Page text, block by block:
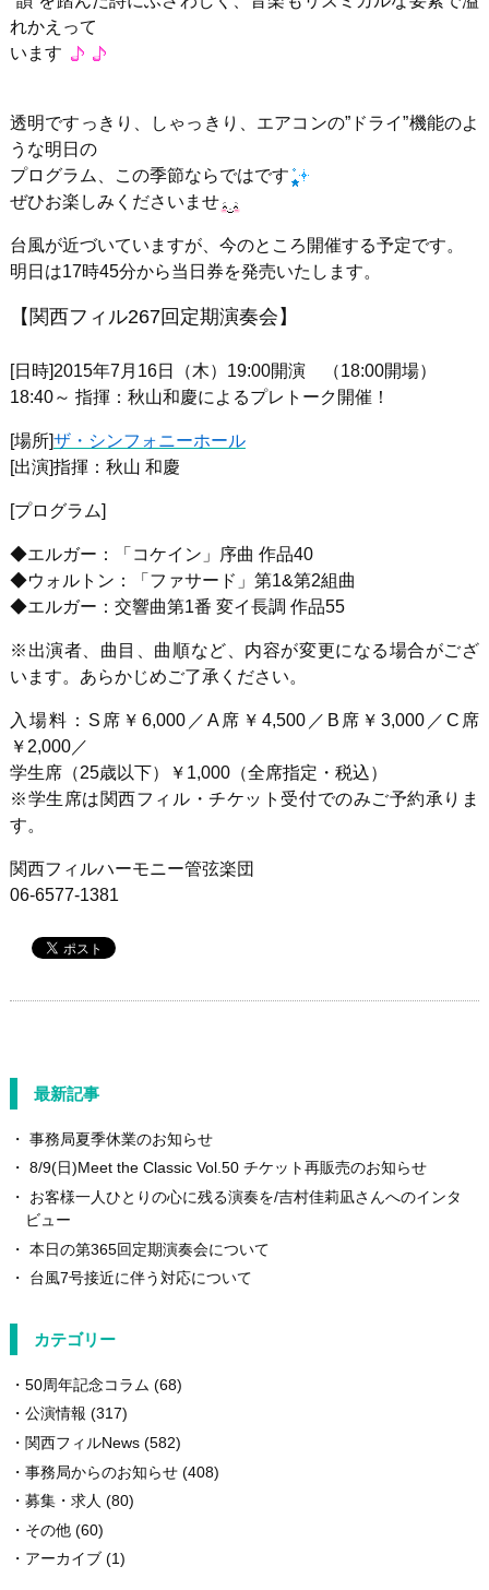
れかえって
います
透明ですっきり、しゃっきり、エアコンの”ドライ”機能のよ
うな明日の
プログラム、この季節ならではです
ぜひお楽しみくださいませ
台風が近づいていますが、今のところ開催する予定です。
明日は17時45分から当日券を発売いたします。
【関西フィル267回定期演奏会】
[日時]2015年7月16日（木）19:00開演 （18:00開場）
18:40～ 指揮：秋山和慶によるプレトーク開催！
[場所]ザ・シンフォニーホール
[出演]指揮：秋山 和慶
[プログラム]
◆エルガー：「コケイン」序曲 作品40
◆ウォルトン：「ファサード」第1&第2組曲
◆エルガー：交響曲第1番 変イ長調 作品55
※出演者、曲目、曲順など、内容が変更になる場合がござ
います。あらかじめご了承ください。
入場料：S席￥6,000／A席￥4,500／B席￥3,000／C席
￥2,000／
学生席（25歳以下）￥1,000（全席指定・税込）
※学生席は関西フィル・チケット受付でのみご予約承りま
す。
関西フィルハーモニー管弦楽団
06-6577-1381
最新記事
事務局夏季休業のお知らせ
8/9(日)Meet the Classic Vol.50 チケット再販売のお知らせ
お客様一人ひとりの心に残る演奏を/吉村佳莉凪さんへのインタ
ビュー
本日の第365回定期演奏会について
台風7号接近に伴う対応について
カテゴリー
50周年記念コラム (68)
公演情報 (317)
関西フィルNews(582)
事務局からのお知らせ(408)
募集・求人 (80)
その他(60)
アーカイブ(1)